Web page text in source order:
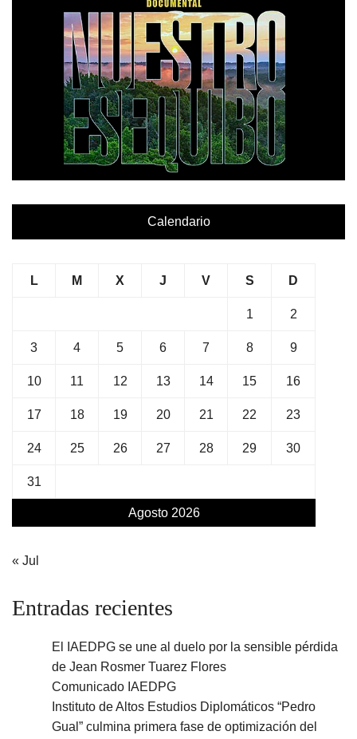
Calendario
Agosto 2026
L M X J V S D
1 2
3 4 5 6 7 8 9
10 11 12 13 14 15 16
17 18 19 20 21 22 23
24 25 26 27 28 29 30
31
« Jul
Entradas recientes
El IAEDPG se une al duelo por la sensible pérdida
de Jean Rosmer Tuarez Flores
Comunicado IAEDPG
Instituto de Altos Estudios Diplomáticos “Pedro
Gual” culmina primera fase de optimización del